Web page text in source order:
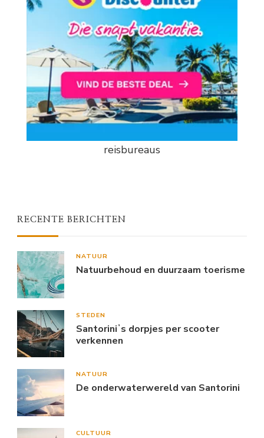
reisbureaus
RECENTE BERICHTEN
NATUUR
Natuurbehoud en duurzaam toerisme
STEDEN
Santoriniʼs dorpjes per scooter
verkennen
NATUUR
De onderwaterwereld van Santorini
CULTUUR